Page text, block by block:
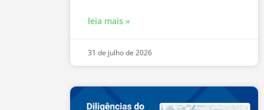
leia mais »
31 de julho de 2026